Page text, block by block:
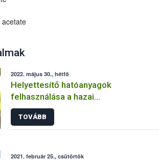
2022. május 30., hétfő
Helyettesítő hatóanyagok
felhasználása a hazai
növényvédelemben
TOVÁBB
2021. február 25., csütörtök